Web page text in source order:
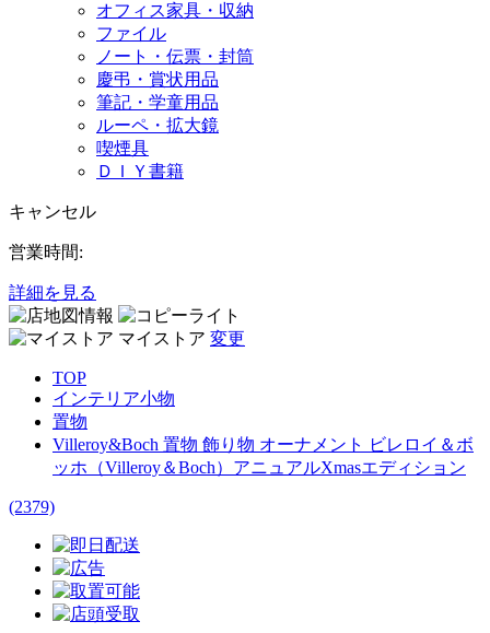
オフィス家具・収納
ファイル
ノート・伝票・封筒
慶弔・賞状用品
筆記・学童用品
ルーペ・拡大鏡
喫煙具
ＤＩＹ書籍
キャンセル
営業時間:
詳細を見る
マイストア 変更
TOP
インテリア小物
置物
Villeroy&Boch 置物 飾り物 オーナメント ビレロイ＆ボ
ッホ（Villeroy＆Boch）アニュアルXmasエディション
(2379)